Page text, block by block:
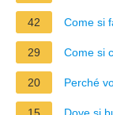
42 Come si
29 Come si
20 Perché
15 Dove si